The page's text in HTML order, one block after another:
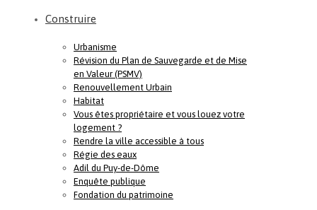
Construire
Urbanisme
Révision du Plan de Sauvegarde et de Mise
en Valeur (PSMV)
Renouvellement Urbain
Habitat
Vous êtes propriétaire et vous louez votre
logement ?
Rendre la ville accessible à tous
Régie des eaux
Adil du Puy-de-Dôme
Enquête publique
Fondation du patrimoine